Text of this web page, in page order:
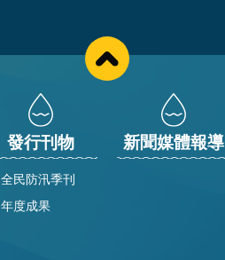
發行刊物
全民防汛季刊
年度成果
新聞媒體報導